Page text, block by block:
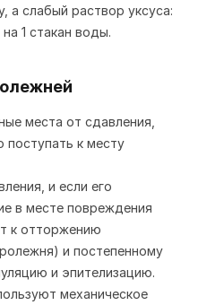
а слабый раствор уксуса:
1 стакан воды.
места от сдавления,
к месту
и если его
в месте повреждения
к отторжению
и постепенному
и эпителизацию.
механическое